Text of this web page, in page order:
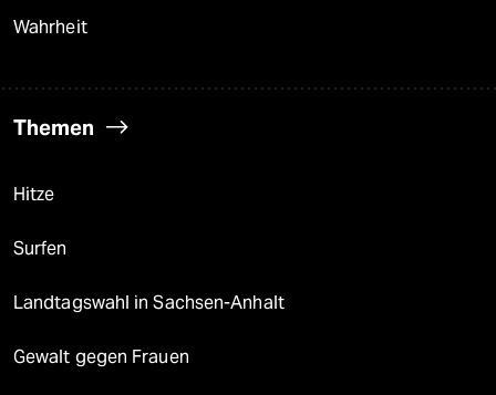
Wahrheit
Themen
Hitze
Surfen
Landtagswahl in Sachsen-Anhalt
Gewalt gegen Frauen